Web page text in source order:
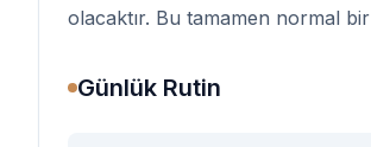
olacaktır. Bu tamamen normal
Günlük Rutin